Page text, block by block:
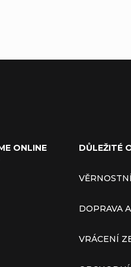
ONLINE
DŮLEŽITÉ
DOPRAVA
VRÁCENÍ